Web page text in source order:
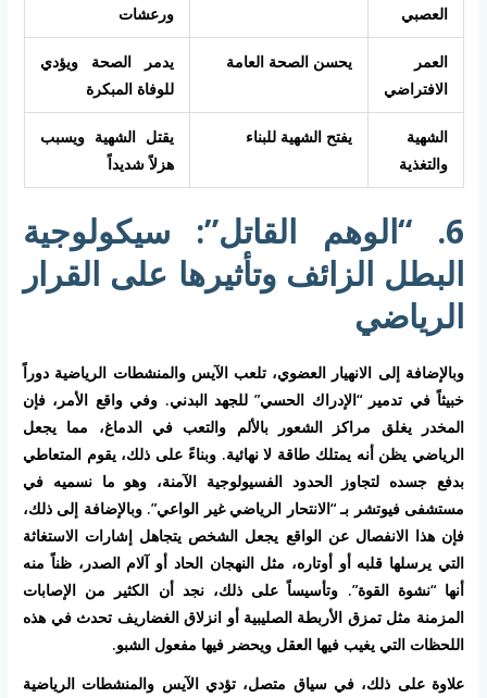
العصبي
ورعشات
العمر
الافتراضي
يحسن الصحة العامة
يدمر الصحة ويؤدي
للوفاة المبكرة
الشهية
والتغذية
يفتح الشهية للبناء
يقتل الشهية ويسبب
هزلاً شديداً
6. “الوهم القاتل”: سيكولوجية
البطل الزائف وتأثيرها على القرار
الرياضي
وبالإضافة إلى الانهيار العضوي، تلعبالآيس والمنشطات الرياضية دوراً
خبيثاً في تدمير “الإدراك الحسي” للجهد البدني. وفي واقع الأمر، فإن
المخدر يغلق مراكز الشعور بالألم والتعب في الدماغ، مما يجعل
الرياضي يظن أنه يمتلك طاقة لا نهائية. وبناءً على ذلك، يقوم المتعاطي
بدفع جسده لتجاوز الحدود الفسيولوجية الآمنة، وهو ما نسميه في
مستشفى فيوتشر بـ “الانتحار الرياضي غير الواعي”. وبالإضافة إلى ذلك،
فإن هذا الانفصال عن الواقع يجعل الشخص يتجاهل إشارات الاستغاثة
التي يرسلها قلبه أو أوتاره، مثل النهجان الحاد أو آلام الصدر، ظناً منه
أنها “نشوة القوة”. وتأسيساً على ذلك، نجد أن الكثير من الإصابات
المزمنة مثل تمزق الأربطة الصليبية أو انزلاق الغضاريف تحدث في هذه
اللحظات التي يغيب فيها العقل ويحضر فيها مفعول الشبو.
علاوة على ذلك، في سياق متصل، تؤديالآيس والمنشطات الرياضية